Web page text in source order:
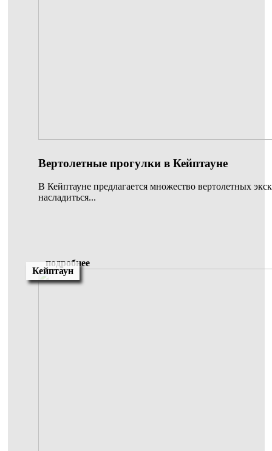
Вертолетные прогулки в Кейптауне
В Кейптауне предлагается множество вертолетных
насладиться...
подробнее
Кейптаун